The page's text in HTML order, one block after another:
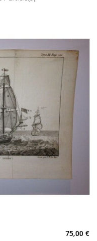
75,00 €